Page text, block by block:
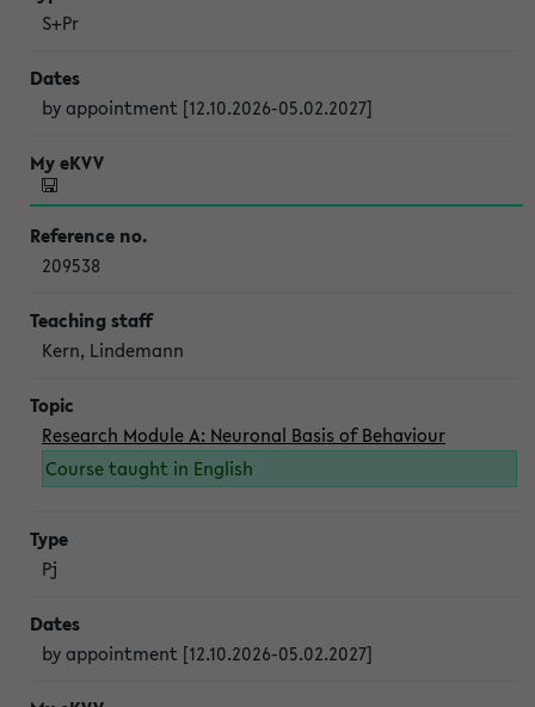
S+Pr
by appointment [12.10.2026-05.02.2027]
209538
Kern, Lindemann
Research Module A: Neuronal Basis of Behaviour
Course taught in English
Pj
by appointment [12.10.2026-05.02.2027]